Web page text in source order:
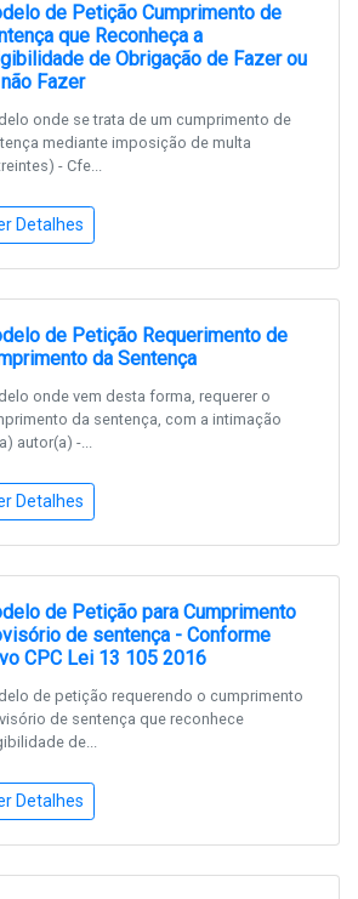
de Petição Cumprimento de
que Reconheça a
de Obrigação de Fazer ou
Fazer
onde se trata de um cumprimento de
mediante imposição de multa
- Cfe...
Detalhes
de Petição Requerimento de
da Sentença
onde vem desta forma, requerer o
da sentença, com a intimação
autor(a) -...
Detalhes
de Petição para Cumprimento
de sentença - Conforme
CPC Lei 13 105 2016
de petição requerendo o cumprimento
de sentença que reconhece
de...
Detalhes